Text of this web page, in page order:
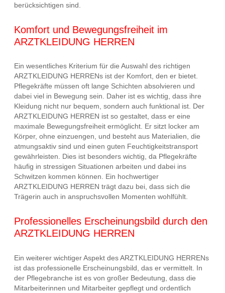
berücksichtigen sind.
Komfort und Bewegungsfreiheit im
ARZTKLEIDUNG HERREN
Ein wesentliches Kriterium für die Auswahl des richtigen
ARZTKLEIDUNG HERRENs ist der Komfort, den er bietet.
Pflegekräfte müssen oft lange Schichten absolvieren und
dabei viel in Bewegung sein. Daher ist es wichtig, dass ihre
Kleidung nicht nur bequem, sondern auch funktional ist. Der
ARZTKLEIDUNG HERREN ist so gestaltet, dass er eine
maximale Bewegungsfreiheit ermöglicht. Er sitzt locker am
Körper, ohne einzuengen, und besteht aus Materialien, die
atmungsaktiv sind und einen guten Feuchtigkeitstransport
gewährleisten. Dies ist besonders wichtig, da Pflegekräfte
häufig in stressigen Situationen arbeiten und dabei ins
Schwitzen kommen können. Ein hochwertiger
ARZTKLEIDUNG HERREN trägt dazu bei, dass sich die
Trägerin auch in anspruchsvollen Momenten wohlfühlt.
Professionelles Erscheinungsbild durch den
ARZTKLEIDUNG HERREN
Ein weiterer wichtiger Aspekt des ARZTKLEIDUNG HERRENs
ist das professionelle Erscheinungsbild, das er vermittelt. In
der Pflegebranche ist es von großer Bedeutung, dass die
Mitarbeiterinnen und Mitarbeiter gepflegt und ordentlich